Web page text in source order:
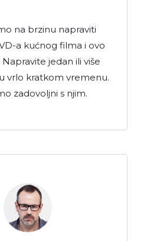
na brzinu napraviti
a kućnog filma i ovo
jedan ili više
vrlo kratkom vremenu.
zadovoljni s njim.